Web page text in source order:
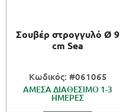
Σουβέρ στρογγυλό Ø 9
cm Sea
Κωδικός: #061065
ΑΜΕΣΑ ΔΙΑΘΕΣΙΜΟ 1-3
ΗΜΕΡΕΣ